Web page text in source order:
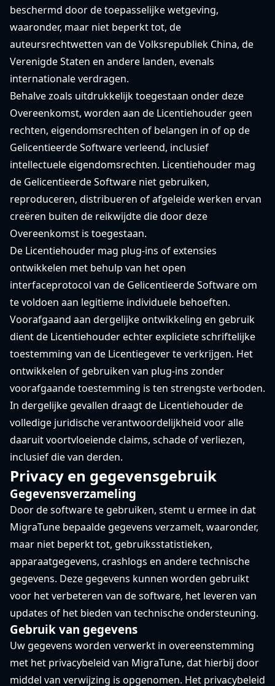
beschermd door de toepasselijke wetgeving,
waaronder, maar niet beperkt tot, de
auteursrechtwetten van de Volksrepubliek China, de
Verenigde Staten en andere landen, evenals
internationale verdragen.
Behalve zoals uitdrukkelijk toegestaan ​​onder deze
Overeenkomst, worden aan de Licentiehouder geen
rechten, eigendomsrechten of belangen in of op de
Gelicentieerde Software verleend, inclusief
intellectuele eigendomsrechten. Licentiehouder mag
de Gelicentieerde Software niet gebruiken,
reproduceren, distribueren of afgeleide werken ervan
creëren buiten de reikwijdte die door deze
Overeenkomst is toegestaan.
De Licentiehouder mag plug-ins of extensies
ontwikkelen met behulp van het open
interfaceprotocol van de Gelicentieerde Software om
te voldoen aan legitieme individuele behoeften.
Voorafgaand aan dergelijke ontwikkeling en gebruik
dient de Licentiehouder echter expliciete schriftelijke
toestemming van de Licentiegever te verkrijgen. Het
ontwikkelen of gebruiken van plug-ins zonder
voorafgaande toestemming is ten strengste verboden.
In dergelijke gevallen draagt ​​de Licentiehouder de
volledige juridische verantwoordelijkheid voor alle
daaruit voortvloeiende claims, schade of verliezen,
inclusief die van derden.
Privacy en gegevensgebruik
Gegevensverzameling
Door de software te gebruiken, stemt u ermee in dat
MigraTune bepaalde gegevens verzamelt, waaronder,
maar niet beperkt tot, gebruiksstatistieken,
apparaatgegevens, crashlogs en andere technische
gegevens. Deze gegevens kunnen worden gebruikt
voor het verbeteren van de software, het leveren van
updates of het bieden van technische ondersteuning.
Gebruik van gegevens
Uw gegevens worden verwerkt in overeenstemming
met het privacybeleid van MigraTune, dat hierbij door
middel van verwijzing is opgenomen. Het privacybeleid